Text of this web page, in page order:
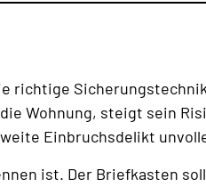
richtige
Wohnung, steigt sein
Einbruchsdelikt
ist. Der Briefkasten